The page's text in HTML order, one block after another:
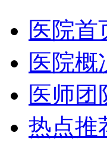
医院首
医院概
医师团
热点推